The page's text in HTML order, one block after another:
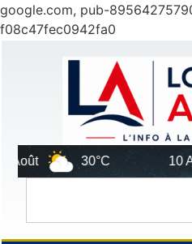
google.com, pub-
f08c47fec0942fa0
30°C 10 Août